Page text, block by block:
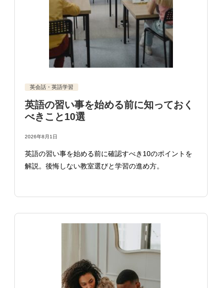
英会話・英語学習
英語の習い事を始める前に知っておく
べきこと10選
2026年8月1日
英語の習い事を始める前に確認すべき10のポイントを
解説。後悔しない教室選びと学習の進め方。